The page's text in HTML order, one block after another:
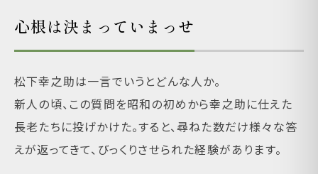
心根は決まっていまっせ
松下幸之助は一言でいうとどんな人か。
新人の頃、この質問を昭和の初めから幸之助に仕えた
長老たちに投げかけた。すると、尋ねた数だけ様々な答
えが返ってきて、びっくりさせられた経験があります。